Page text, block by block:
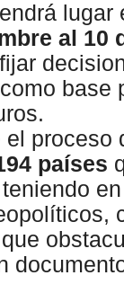
al 10
base
el proceso
países